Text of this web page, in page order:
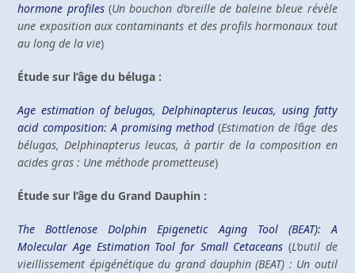
hormone profiles(Un bouchon d’oreille de baleine bleue révèle
une exposition aux contaminants et des profils hormonaux tout
au long de la vie)
Étude sur l’âge du béluga :
Age estimation of belugas, Delphinapterus leucas, using fatty
acid composition: A promising method(Estimation de l’âge des
bélugas, Delphinapterus leucas, à partir de la composition en
acides gras : Une méthode prometteuse)
Étude sur l’âge du Grand Dauphin :
The Bottlenose Dolphin Epigenetic Aging Tool (BEAT): A
Molecular Age Estimation Tool for Small Cetaceans (L’outil de
vieillissement épigénétique du grand dauphin (BEAT) : Un outil